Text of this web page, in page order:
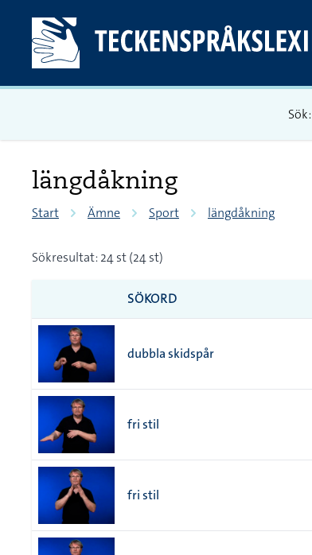
Sök:
längdåkning
Start Ämne Sport längdåkning
Sökresultat: 24 st (24 st)
SÖKORD
dubbla skidspår
fri stil
fri stil